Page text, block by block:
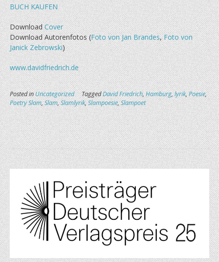
BUCH KAUFEN
DownloadCover
Download Autorenfotos (Foto von Jan Brandes,Foto von
Janick Zebrowski)
www.davidfriedrich.de
Posted inUncategorized TaggedDavid Friedrich,Hamburg,lyrik,Poesie,
Poetry Slam,Slam,Slamlyrik,Slampoesie,Slampoet